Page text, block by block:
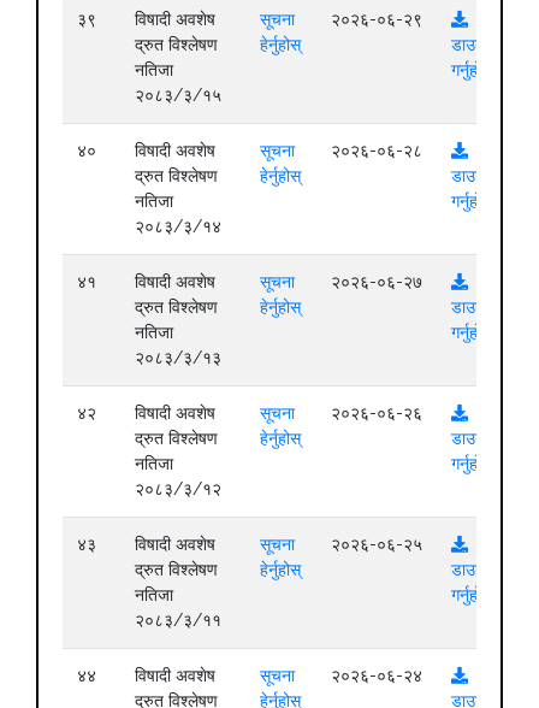
३९
विषादी अवशेष
द्रुत विश्लेषण
नतिजा
२०८३/३/१५
सूचना
हेर्नुहोस्
२०२६-०६-२९
डाउनलोड
गर्नुहोस्
४०
विषादी अवशेष
द्रुत विश्लेषण
नतिजा
२०८३/३/१४
सूचना
हेर्नुहोस्
२०२६-०६-२८
डाउनलोड
गर्नुहोस्
४१
विषादी अवशेष
द्रुत विश्लेषण
नतिजा
२०८३/३/१३
सूचना
हेर्नुहोस्
२०२६-०६-२७
डाउनलोड
गर्नुहोस्
४२
विषादी अवशेष
द्रुत विश्लेषण
नतिजा
२०८३/३/१२
सूचना
हेर्नुहोस्
२०२६-०६-२६
डाउनलोड
गर्नुहोस्
४३
विषादी अवशेष
द्रुत विश्लेषण
नतिजा
२०८३/३/११
सूचना
हेर्नुहोस्
२०२६-०६-२५
डाउनलोड
गर्नुहोस्
४४
विषादी अवशेष
द्रुत विश्लेषण
सूचना
हेर्नुहोस्
२०२६-०६-२४
डाउनलोड